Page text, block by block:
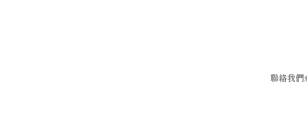
聯絡我們